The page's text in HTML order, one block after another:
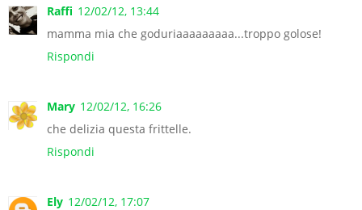
Raffi 12/02/12, 13:44
mamma mia che goduriaaaaaaaaa...troppo golose!
Rispondi
Mary 12/02/12, 16:26
che delizia questa frittelle.
Rispondi
Ely 12/02/12, 17:07